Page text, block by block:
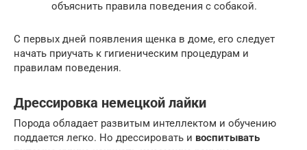
объяснить правила поведения с собакой.
С первых дней появления щенка в доме, его следует
начать приучать к гигиеническим процедурам и
правилам поведения.
Дрессировка немецкой лайки
Порода обладает развитым интеллектом и обучению
поддается легко. Но дрессировать и воспитывать